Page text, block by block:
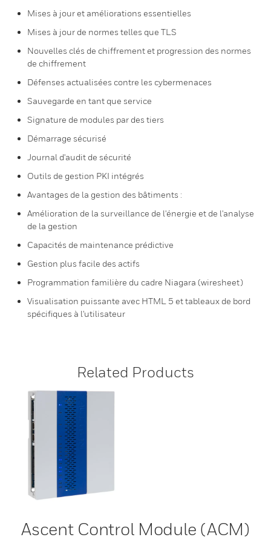
Mises à jour et améliorations essentielles
Mises à jour de normes telles que TLS
Nouvelles clés de chiffrement et progression des normes
de chiffrement
Défenses actualisées contre les cybermenaces
Sauvegarde en tant que service
Signature de modules par des tiers
Démarrage sécurisé
Journal d'audit de sécurité
Outils de gestion PKI intégrés
Avantages de la gestion des bâtiments :
Amélioration de la surveillance de l'énergie et de l'analyse
de la gestion
Capacités de maintenance prédictive
Gestion plus facile des actifs
Programmation familière du cadre Niagara (wiresheet)
Visualisation puissante avec HTML 5 et tableaux de bord
spécifiques à l'utilisateur
Related Products
Ascent Control Module (ACM)